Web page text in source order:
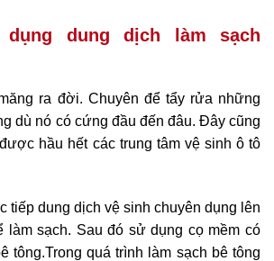
dung dịch làm sạch
ra đời. Chuyên để tẩy rửa những
dù nó có cứng đầu đến đâu. Đây cũng
hầu hết các trung tâm vệ sinh ô tô
tiếp dung dịch vệ sinh chuyên dụng lên
làm sạch. Sau đó sử dụng cọ mềm có
tông.Trong quá trình làm sạch bê tông